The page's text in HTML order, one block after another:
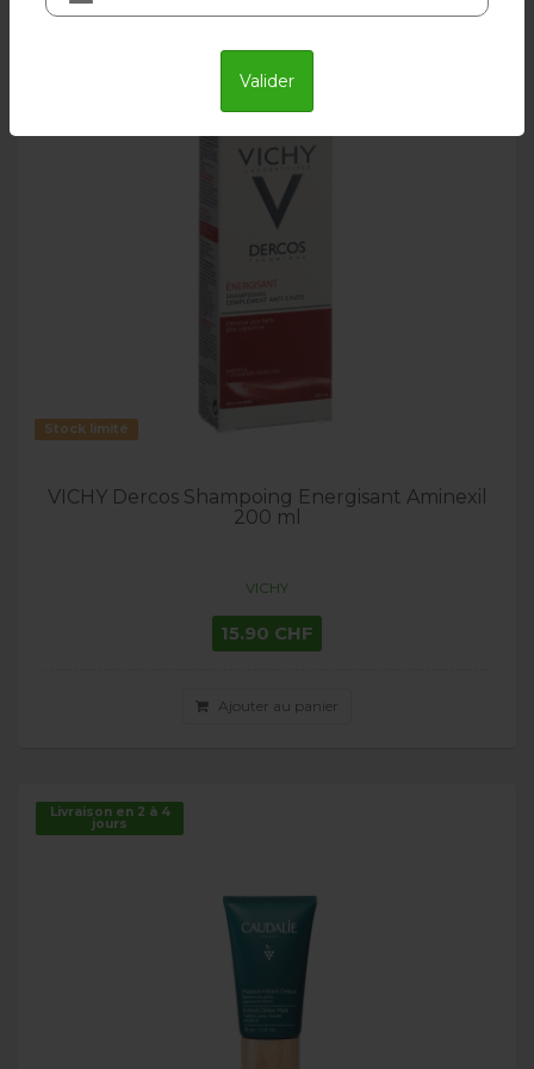
Valider
Stock limité
VICHY Dercos Shampoing Energisant Aminexil
200 ml
VICHY
15.90 CHF
Ajouter au panier
Livraison en 2 à 4
jours